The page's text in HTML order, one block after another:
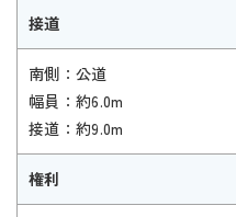
接道
南側：公道
幅員：約6.0m
接道：約9.0m
権利